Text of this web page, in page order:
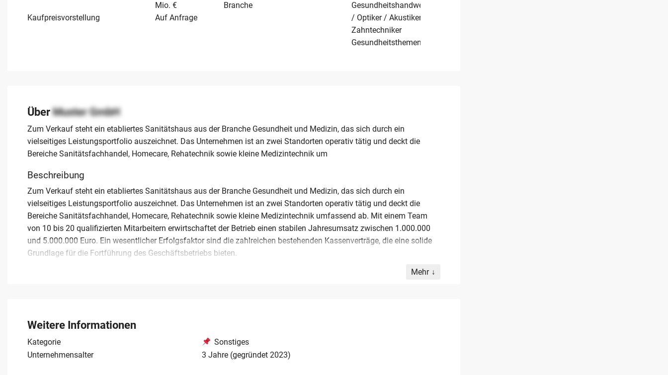
Mio. €
Kaufpreisvorstellung
Auf Anfrage
Branche
Gesundheitshandwerk
/ Optiker / Akustiker /
Zahntechniker
Gesundheitsthemen
ÜberMuster GmbH
Zum Verkauf steht ein etabliertes Sanitätshaus aus der Branche Gesundheit und Medizin, das sich durch ein
vielseitiges Leistungsportfolio auszeichnet. Das Unternehmen ist an zwei Standorten operativ tätig und deckt die
Bereiche Sanitätsfachhandel, Homecare, Rehatechnik sowie kleine Medizintechnik um
Beschreibung
Zum Verkauf steht ein etabliertes Sanitätshaus aus der Branche Gesundheit und Medizin, das sich durch ein
vielseitiges Leistungsportfolio auszeichnet. Das Unternehmen ist an zwei Standorten operativ tätig und deckt die
Bereiche Sanitätsfachhandel, Homecare, Rehatechnik sowie kleine Medizintechnik umfassend ab. Mit einem Team
von 10 bis 20 qualifizierten Mitarbeitern erwirtschaftet der Betrieb einen stabilen Jahresumsatz zwischen 1.000.000
und 5.000.000 Euro. Ein wesentlicher Erfolgsfaktor sind die zahlreichen bestehenden Kassenverträge, die eine solide
Grundlage für die Fortführung des Geschäftsbetriebs bieten.
Gelegenheit für eine erfolgreiche Unternehmensnachfolge in einem krisensicheren Marktumfeld.
Mehr
Weitere Informationen
Kategorie
Sonstiges
Unternehmensalter
3 Jahre (gegründet 2023)